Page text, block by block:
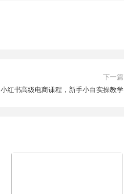
下一篇
小红书高级电商课程，新手小白实操教学